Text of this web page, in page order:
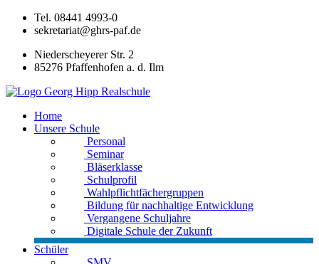
Tel. 08441 4993-0
sekretariat@ghrs-paf.de
Niederscheyerer Str. 2
85276 Pfaffenhofen a. d. Ilm
Home
Unsere Schule
Personal
Seminar
Bläserklasse
Schulprofil
Wahlpflichtfächergruppen
Bildung für nachhaltige Entwicklung
Vergangene Schuljahre
Digitale Schule der Zukunft
Schüler